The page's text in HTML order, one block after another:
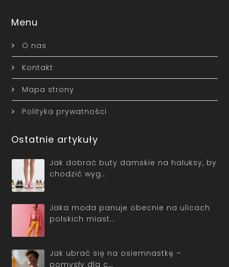
Menu
O nas
Kontakt
Mapa strony
Polityka prywatności
Ostatnie artykuły
Jak dobrać buty damskie na haluksy, by
chodzić wyg…
Jaka moda panuje obecnie na ulicach
polskich miast…
Jak ubrać się na osiemnastkę –
pomysły dla c…